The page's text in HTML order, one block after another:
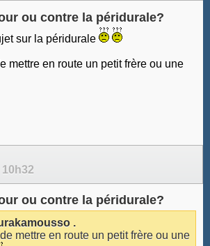
ou contre la péridurale?
sur la péridurale
mettre en route un petit frère ou une
10h32
ou contre la péridurale?
.
mettre en route un petit frère ou une